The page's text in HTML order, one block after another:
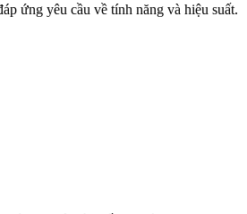
ứng yêu cầu về tính năng và hiệu suất.